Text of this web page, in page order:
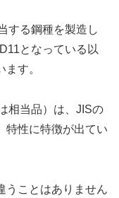
する鋼種を製造し
となっている以
す。
相当品）は、JISの
特性に特徴が出てい
うことはありません